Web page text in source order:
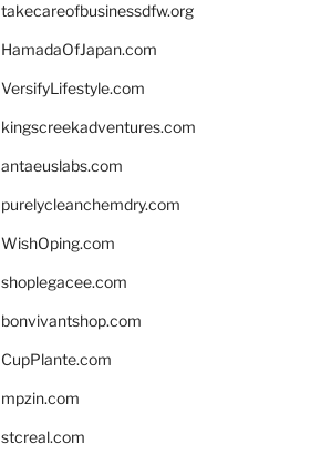
takecareofbusinessdfw.org
HamadaOfJapan.com
VersifyLifestyle.com
kingscreekadventures.com
antaeuslabs.com
purelycleanchemdry.com
WishOping.com
shoplegacee.com
bonvivantshop.com
CupPlante.com
mpzin.com
stcreal.com